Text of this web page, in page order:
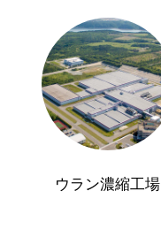
ウラン濃縮工場